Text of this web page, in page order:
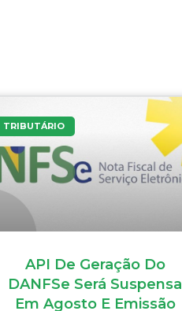
TRIBUTÁRIO
API De Geração Do
DANFSe Será Suspensa
Em Agosto E Emissão